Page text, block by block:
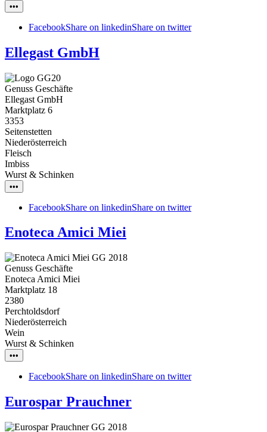
•••
FacebookShare on linkedinShare on twitter
Ellegast GmbH
Genuss Geschäfte
Ellegast GmbH
Marktplatz 6
3353
Seitenstetten
Niederösterreich
Fleisch
Imbiss
Wurst & Schinken
•••
FacebookShare on linkedinShare on twitter
Enoteca Amici Miei
Genuss Geschäfte
Enoteca Amici Miei
Marktplatz 18
2380
Perchtoldsdorf
Niederösterreich
Wein
Wurst & Schinken
•••
FacebookShare on linkedinShare on twitter
Eurospar Prauchner